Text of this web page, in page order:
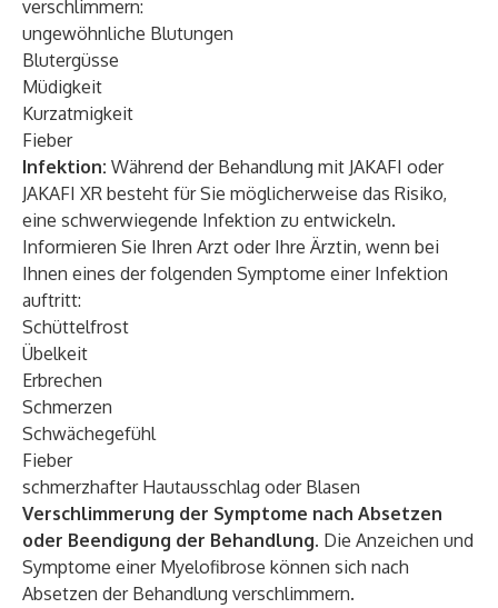
verschlimmern:
ungewöhnliche Blutungen
Blutergüsse
Müdigkeit
Kurzatmigkeit
Fieber
Infektion: Während der Behandlung mit JAKAFI oder
JAKAFI XR besteht für Sie möglicherweise das Risiko,
eine schwerwiegende Infektion zu entwickeln.
Informieren Sie Ihren Arzt oder Ihre Ärztin, wenn bei
Ihnen eines der folgenden Symptome einer Infektion
auftritt:
Schüttelfrost
Übelkeit
Erbrechen
Schmerzen
Schwächegefühl
Fieber
schmerzhafter Hautausschlag oder Blasen
Verschlimmerung der Symptome nach Absetzen
oder Beendigung der Behandlung. Die Anzeichen und
Symptome einer Myelofibrose können sich nach
Absetzen der Behandlung verschlimmern.